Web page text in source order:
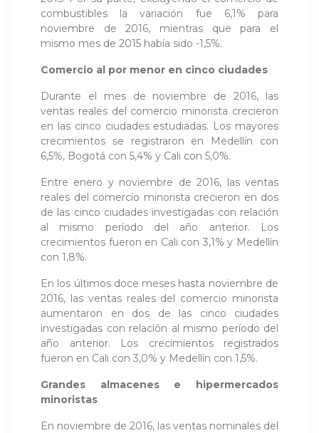
combustibles la variación fue 6,1% para
noviembre de 2016, mientras que para el
mismo mes de 2015 había sido -1,5%.
Comercio al por menor en cinco ciudades
Durante el mes de noviembre de 2016, las
ventas reales del comercio minorista crecieron
en las cinco ciudades estudiadas. Los mayores
crecimientos se registraron en Medellín con
6,5%, Bogotá con 5,4% y Cali con 5,0%.
Entre enero y noviembre de 2016, las ventas
reales del comercio minorista crecieron en dos
de las cinco ciudades investigadas con relación
al mismo período del año anterior. Los
crecimientos fueron en Cali con 3,1% y Medellín
con 1,8%.
En los últimos doce meses hasta noviembre de
2016, las ventas reales del comercio minorista
aumentaron en dos de las cinco ciudades
investigadas con relación al mismo período del
año anterior. Los crecimientos registrados
fueron en Cali con 3,0% y Medellín con 1,5%.
Grandes almacenes e hipermercados
minoristas
En noviembre de 2016, las ventas nominales del